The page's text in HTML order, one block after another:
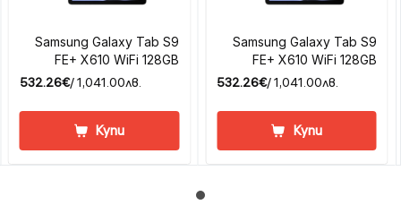
Samsung Galaxy Tab S9
FE+ X610 WiFi 128GB
532.26€/ 1,041.00лв.
Купи
Samsung Galaxy Tab S9
FE+ X610 WiFi 128GB
532.26€/ 1,041.00лв.
Купи